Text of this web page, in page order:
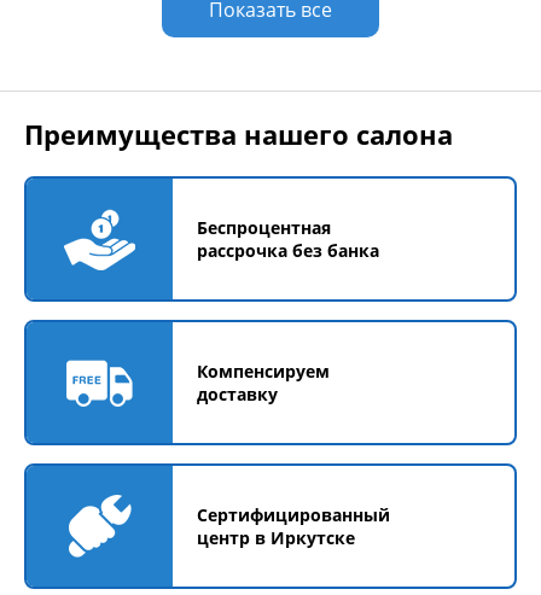
Показать все
Преимущества нашего салона
Беспроцентная
рассрочка без банка
Компенсируем
доставку
Сертифицированный
центр в Иркутске